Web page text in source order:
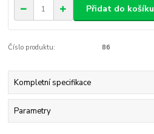
Přidat do košíku
Číslo produktu: 86
Kompletní specifikace
Parametry